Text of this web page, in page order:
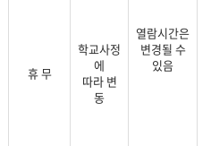
열람시간은
변경될 수
있음
휴 무
학교사정
에
따라 변
동